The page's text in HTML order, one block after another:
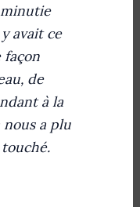
avait ce
de
à la
a plu